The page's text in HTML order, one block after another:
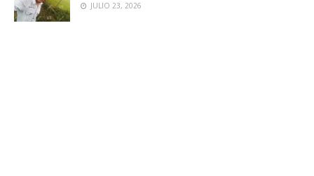
JULIO 23, 2026